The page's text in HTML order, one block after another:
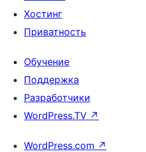
Хостинг
Приватность
Обучение
Поддержка
Разработчики
WordPress.TV ↗
WordPress.com ↗